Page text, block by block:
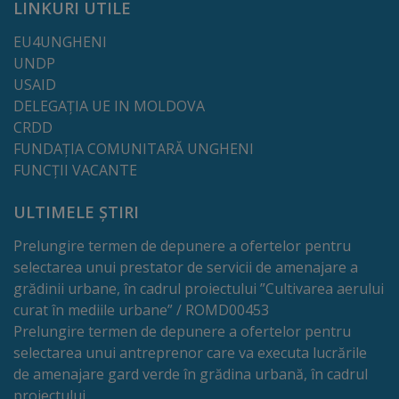
Dispoziții
Regulamente
Rapoarte
Consultări
publice
Achiziții
publice
Rezultate/Atribuiri
Planuri/
LINKURI UTILE
EU4UNGHENI
UNDP
USAID
DELEGAȚIA UE IN MOLDOVA
CRDD
FUNDAȚIA COMUNITARĂ UNGHENI
FUNCȚII VACANTE
ULTIMELE ȘTIRI
Prelungire termen de depunere a ofertelor pentru
selectarea unui prestator de servicii de amenajare a
grădinii urbane, în cadrul proiectului ”Cultivarea aerului
curat în mediile urbane” / ROMD00453
Prelungire termen de depunere a ofertelor pentru
selectarea unui antreprenor care va executa lucrările
de amenajare gard verde în grădina urbană, în cadrul